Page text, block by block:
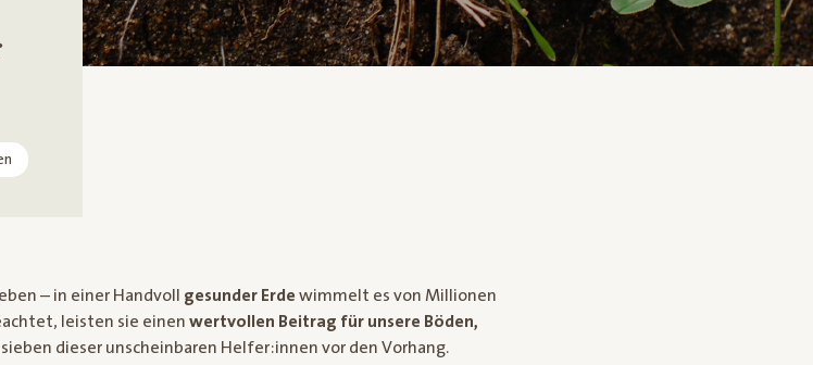
– in einer Handvoll gesunder Erde wimmelt es von Millionen
leisten sie einen wertvollen Beitrag für unsere Böden,
dieser unscheinbaren Helfer:innen vor den Vorhang.